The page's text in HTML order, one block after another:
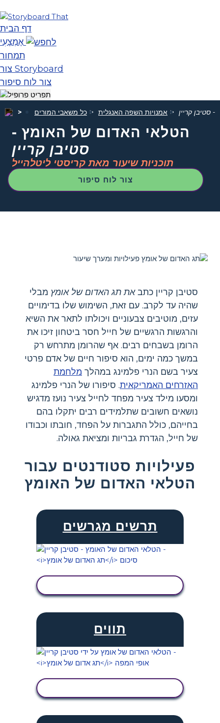
דף הבית
אֶמְצָעִי
תמחור
צור Storyboard
צור לוח סיפור
כל משאבי המורים אמנויות השפה האנגלית - סטיבן קריין
הטלאי האדום של האומץ -
סטיבן קריין
תוכניות שיעור מאת קריסטי ליטלהייל
צור לוח סיפור
סטיבן קריין כתבאת תג האדום של אומץ מבלי
שהיה עד לקרב. עם זאת, השימוש שלו בדימויים
עזים, מוטיבים צבעוניים ויכולתו לתאר את השיא
והרגשות הרגשיים של חייל חסר ביטחון זיכו את
הרומן בשבחים רבים. אף שהרומן מתרחש רק
במשך כמה ימים, הוא סיפור חיים של אדם פרטי
צעיר בשם הנרי פלמינג במהלך מלחמת
האזרחים האמריקאית. סיפורו של הנרי פלמינג
ומסעו מילד צעיר מפחד לחייל צעיר נועז מדגיש
נושאים חשובים שתלמידים רבים יתקלו בהם
בחייהם, כולל התגברות על הפחד, חובתו וכבודו
של חייל, הגדרת גבריות ומציאת גאולה.
פעילויות סטודנטים עבור
הטלאי האדום של האומץ
תרשים מגרשים
תווים